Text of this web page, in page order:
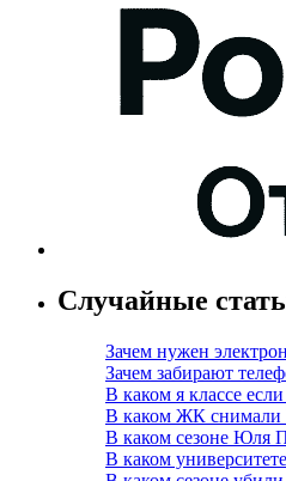
Случайные
Зачем нужен
Зачем забирают
В каком я классе
В каком ЖК снимали
В каком сезоне Юля
В каком